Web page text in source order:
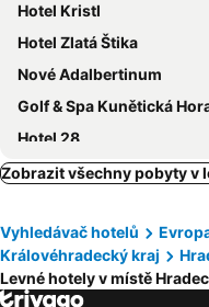
Hotel Kristl
Hotel Zlatá Štika
Nové Adalbertinum
Golf & Spa Kunětická
Hotel 28
Pension u Svateho Jana
Hotel Trim
Hotel Okresní Dům
Hotel Labe
Zobrazit všechny pobyty v
Vyhledávač hotelů
Královéhradecký kraj
Levné hotely v místě